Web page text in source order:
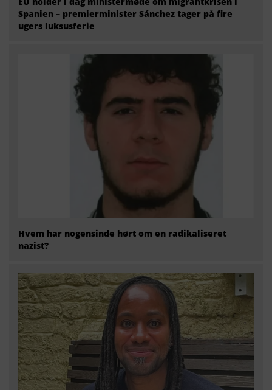
Spanien – premierminister Sánchez tager på fire
ugers luksusferie
Hvem har nogensinde hørt om en radikaliseret
nazist?